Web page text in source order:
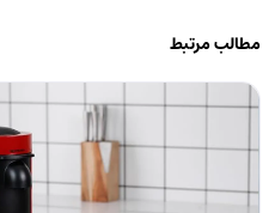
مطالب مرتبط